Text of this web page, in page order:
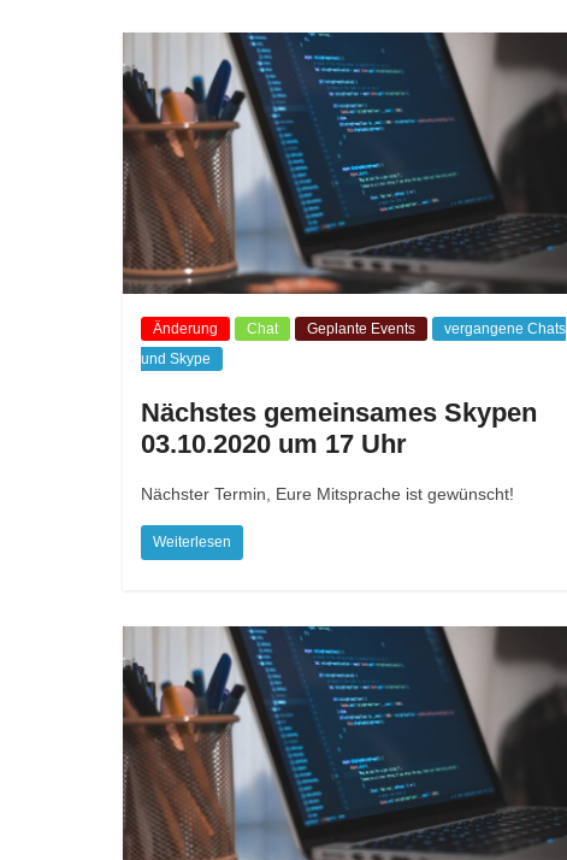
Änderung Chat Geplante Events
vergangene Chats
und Skype
Nächstes gemeinsames Skypen
03.10.2020 um 17 Uhr
Nächster Termin, Eure Mitsprache ist gewünscht!
Weiterlesen